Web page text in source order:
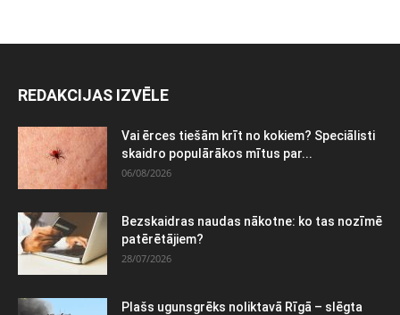
REDAKCIJAS IZVĒLE
Vai ērces tiešām krīt no kokiem? Speciālisti
skaidro populārākos mītus par...
06/08/2026
Bezskaidras naudas nākotne: ko tas nozīmē
patērētājiem?
28/07/2026
Plašs ugunsgrēks noliktavā Rīgā – slēgta